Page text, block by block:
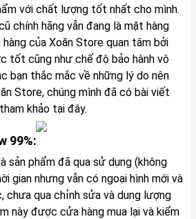
với chất lượng tốt nhất cho mình.
chính hãng vẫn đang là mặt hàng
của Xoăn Store quan tâm bởi
tốt cũng như chế độ bảo hành vô
bạn thắc mắc về những lý do nên
Store, chúng mình đã có bài viết
khảo tại đây.
99%:
sản phẩm đã qua sử dụng (không
gian nhưng vẫn có ngoại hình mới và
chưa qua chỉnh sửa và dung lượng
này được cửa hàng mua lại và kiểm